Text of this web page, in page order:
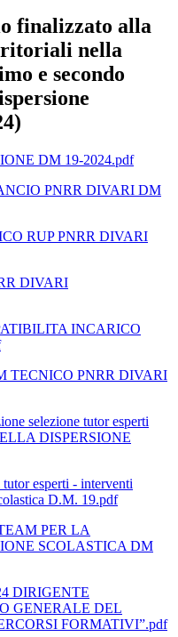
finalizzato alla
nella
e secondo
DM 19-2024.pdf
PNRR DIVARI DM
RUP PNRR DIVARI
DIVARI
INCARICO
TECNICO PNRR DIVARI
selezione tutor esperti
DISPERSIONE
esperti - interventi
D.M. 19.pdf
PER LA
SCOLASTICA DM
DIRIGENTE
GENERALE DEL
FORMATIVI”.pdf